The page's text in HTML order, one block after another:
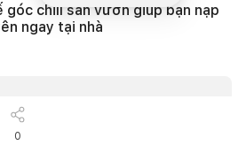
chill sân vườn giúp bạn nạp
ngay tại nhà
0